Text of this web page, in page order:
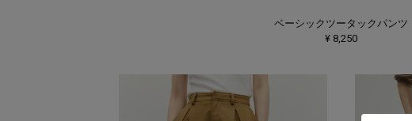
ベーシックツータックパンツ
¥ 8,250